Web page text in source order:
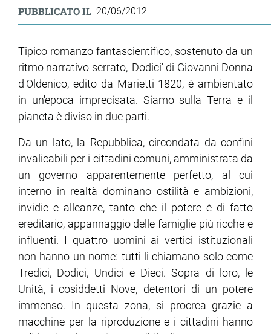
PUBBLICATO IL 20/06/2012
Tipico romanzo fantascientifico, sostenuto da un
ritmo narrativo serrato, 'Dodici' di Giovanni Donna
d'Oldenico, edito da Marietti 1820, è ambientato
in un'epoca imprecisata. Siamo sulla Terra e il
pianeta è diviso in due parti.
Da un lato, la Repubblica, circondata da confini
invalicabili per i cittadini comuni, amministrata da
un governo apparentemente perfetto, al cui
interno in realtà dominano ostilità e ambizioni,
invidie e alleanze, tanto che il potere è di fatto
ereditario, appannaggio delle famiglie più ricche e
influenti. I quattro uomini ai vertici istituzionali
non hanno un nome: tutti li chiamano solo come
Tredici, Dodici, Undici e Dieci. Sopra di loro, le
Unità, i cosiddetti Nove, detentori di un potere
immenso. In questa zona, si procrea grazie a
macchine per la riproduzione e i cittadini hanno